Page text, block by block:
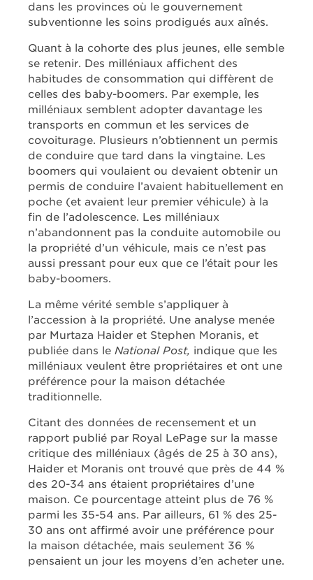
dans les provinces où le gouvernement
subventionne les soins prodigués aux aînés.
Quant à la cohorte des plus jeunes, elle semble
se retenir. Des milléniaux affichent des
habitudes de consommation qui diffèrent de
celles des baby-boomers. Par exemple, les
milléniaux semblent adopter davantage les
transports en commun et les services de
covoiturage. Plusieurs n’obtiennent un permis
de conduire que tard dans la vingtaine. Les
boomers qui voulaient ou devaient obtenir un
permis de conduire l’avaient habituellement en
poche (et avaient leur premier véhicule) à la
fin de l’adolescence. Les milléniaux
n’abandonnent pas la conduite automobile ou
la propriété d’un véhicule, mais ce n’est pas
aussi pressant pour eux que ce l’était pour les
baby-boomers.
La même vérité semble s’appliquer à
l’accession à la propriété. Une analyse menée
par Murtaza Haider et Stephen Moranis, et
publiée dans le National Post, indique que les
milléniaux veulent être propriétaires et ont une
préférence pour la maison détachée
traditionnelle.
Citant des données de recensement et un
rapport publié par Royal LePage sur la masse
critique des milléniaux (âgés de 25 à 30 ans),
Haider et Moranis ont trouvé que près de 44 %
des 20-34 ans étaient propriétaires d’une
maison. Ce pourcentage atteint plus de 76 %
parmi les 35-54 ans. Par ailleurs, 61 % des 25-
30 ans ont affirmé avoir une préférence pour
la maison détachée, mais seulement 36 %
pensaient un jour les moyens d’en acheter une.